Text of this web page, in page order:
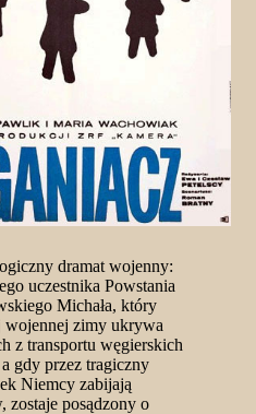
dramat wojenny:
uczestnika Powstania
Michała, który
wojennej zimy ukrywa
z transportu węgierskich
gdy przez tragiczny
Niemcy zabijają
zostaje posądzony o